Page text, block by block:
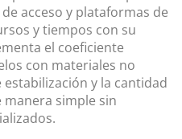
acceso y plataformas de
y tiempos con su
el coeficiente
con materiales no
y la cantidad
manera simple sin